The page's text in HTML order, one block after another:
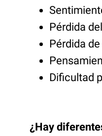
Pérdida
Pérdida
Dificultad
¿Hay